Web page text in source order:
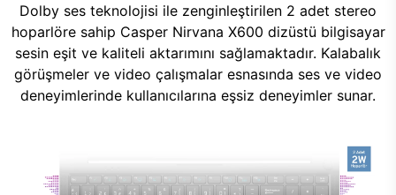
Dolby ses teknolojisi ile zenginleştirilen 2 adet stereo
hoparlöre sahip Casper Nirvana X600 dizüstü bilgisayar
sesin eşit ve kaliteli aktarımını sağlamaktadır. Kalabalık
görüşmeler ve video çalışmalar esnasında ses ve video
deneyimlerinde kullanıcılarına eşsiz deneyimler sunar.